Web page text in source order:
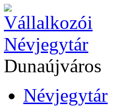
Dunaújváros
Névjegytár